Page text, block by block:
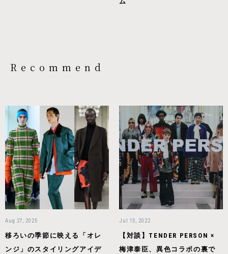
Recommend
Aug 27, 2025
移ろいの季節に映える「オレ
ンジ」のスタイリングアイデ
Jul 15, 2022
【対談】TENDER PERSON ×
梅津泰臣、異色コラボの裏で